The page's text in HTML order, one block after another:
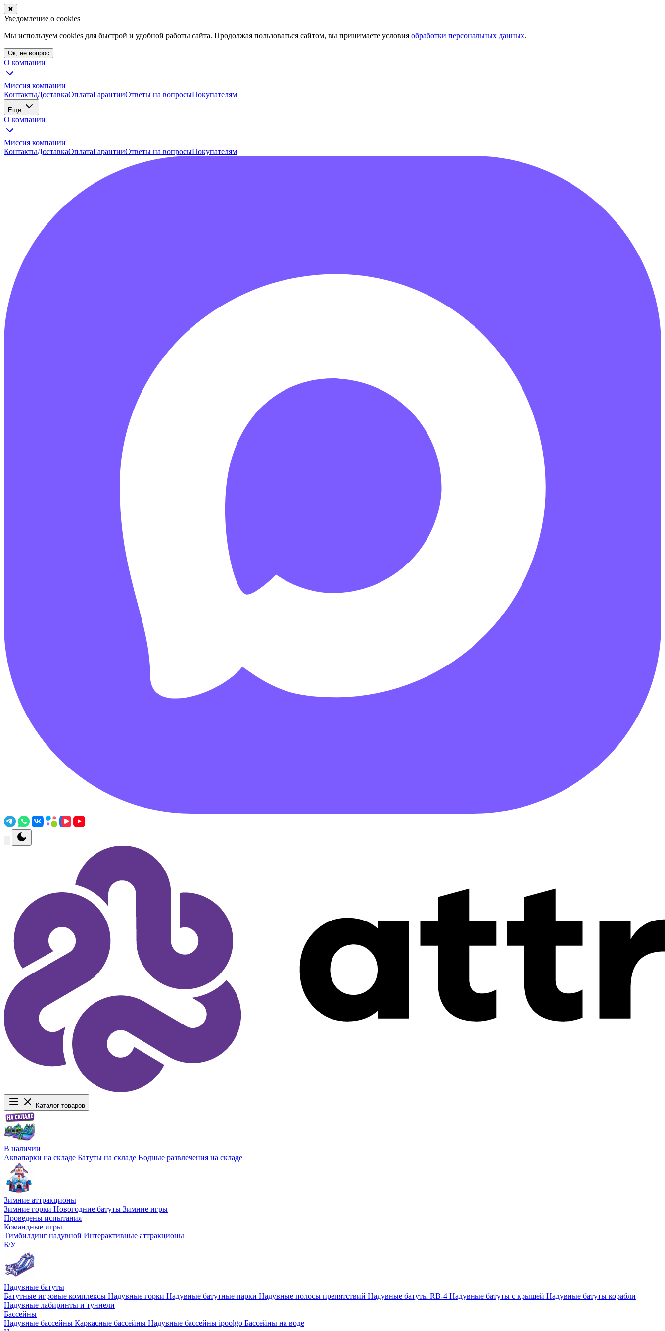
✖
Уведомление о cookies
Мы используем cookies для быстрой и удобной работы сайта. Продолжая пользоваться сайтом, вы принимаете условия обработки персональных данных.
Ок, не вопрос
О компании
Миссия компании
КонтактыДоставкаОплатаГарантииОтветы на вопросыПокупателям
Еще
О компании
Миссия компании
КонтактыДоставкаОплатаГарантииОтветы на вопросыПокупателям
Каталог товаров
В наличии
Аквапарки на складе Батуты на складе Водные развлечения на складе
Зимние аттракционы
Зимние горки Новогодние батуты Зимние игры
Проведены испытания
Командные игры
Тимбилдинг надувной Интерактивные аттракционы
Б/У
Надувные батуты
Батутные игровые комплексы Надувные горки Надувные батутные парки Надувные полосы препятствий Надувные батуты RB-4 Надувные батуты с крышей Надувные батуты корабли
Надувные лабиринты и туннели
Бассейны
Надувные бассейны Каркасные бассейны Надувные бассейны ipoolgo Бассейны на воде